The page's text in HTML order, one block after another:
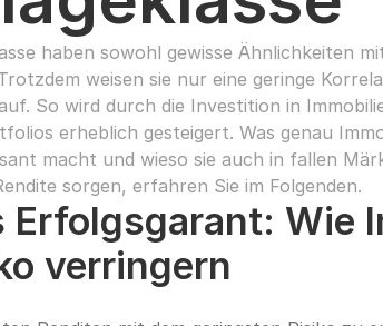
haben sowohl gewisse Ähnlichkeiten
weisen sie nur eine geringe
So wird durch die Investition in
erheblich gesteigert. Was genau
macht und wieso sie auch in fallen
sorgen, erfahren Sie im Folgenden.
Wie
verringern